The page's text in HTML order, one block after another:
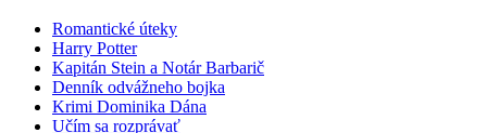
Romantické úteky
Harry Potter
Kapitán Stein a Notár Barbarič
Denník odvážneho bojka
Krimi Dominika Dána
Učím sa rozprávať